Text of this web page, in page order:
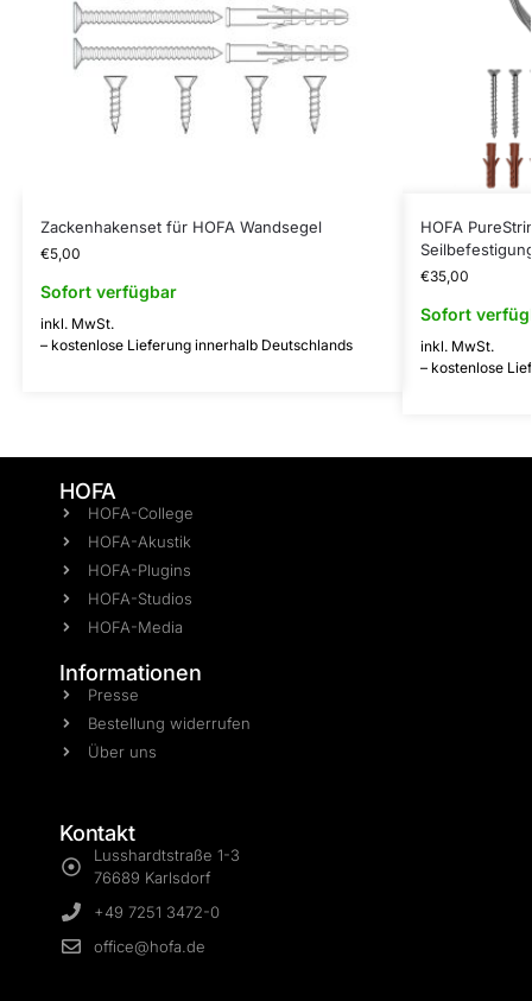
Zackenhakenset für HOFA Wandsegel
€5,00
Sofort verfügbar
inkl. MwSt.
– kostenlose Lieferung innerhalb Deutschlands
HOFA
€35,00
Sofort
inkl. MwSt.
– kostenlose
HOFA
HOFA-College
HOFA-Akustik
HOFA-Plugins
HOFA-Studios
HOFA-Media
Informationen
Presse
Bestellung widerrufen
Über uns
Kontakt
Lusshardtstraße 1-3
76689 Karlsdorf
+49 7251 3472-0
office@hofa.de